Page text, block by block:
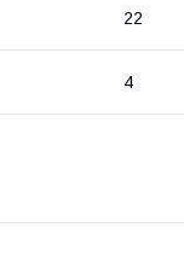
22
4